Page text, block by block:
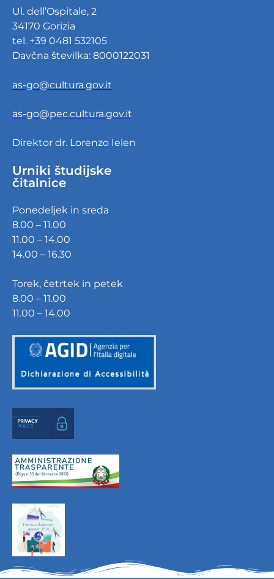
Ul. dell’Ospitale, 2
34170 Gorizia
tel. +39 0481 532105
Davčna številka: 8000122031
as-go@cultura.gov.it
as-go@pec.cultura.gov.it
Direktor dr. Lorenzo Ielen
Urniki študijske
čitalnice
Ponedeljek in sreda
8.00 – 11.00
11.00 – 14.00
14.00 – 16.30
Torek, četrtek in petek
8.00 – 11.00
11.00 – 14.00